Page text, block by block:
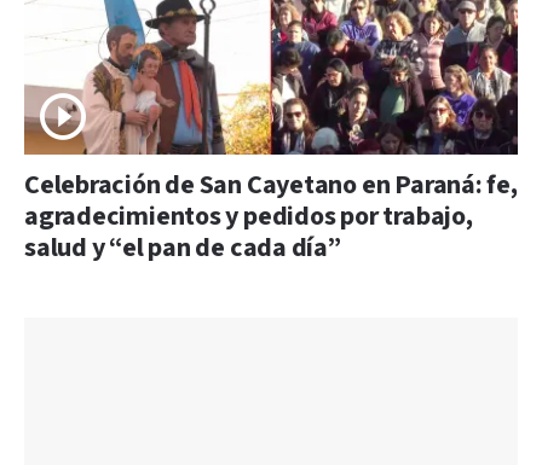
Celebración de San Cayetano en Paraná: fe,
agradecimientos y pedidos por trabajo,
salud y “el pan de cada día”